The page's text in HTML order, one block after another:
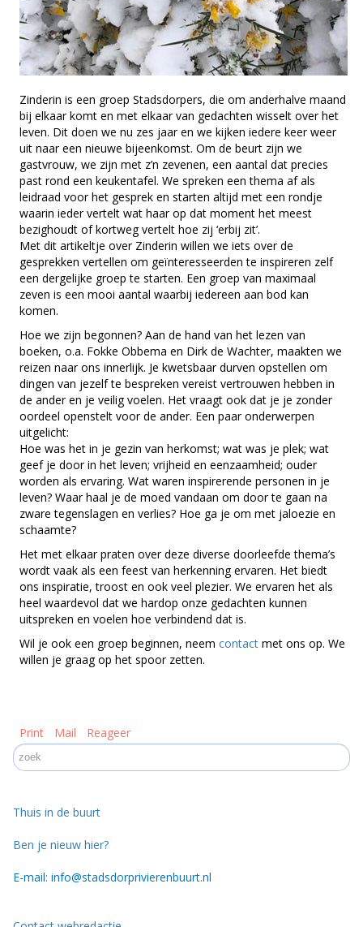
Zinderin is een groep Stadsdorpers, die om anderhalve maand
bij elkaar komt en met elkaar van gedachten wisselt over het
leven. Dit doen we nu zes jaar en we kijken iedere keer weer
uit naar een nieuwe bijeenkomst. Om de beurt zijn we
gastvrouw, we zijn met z’n zevenen, een aantal dat precies
past rond een keukentafel. We spreken een thema af als
leidraad voor het gesprek en starten altijd met een rondje
waarin ieder vertelt wat haar op dat moment het meest
bezighoudt of kortweg vertelt hoe zij ‘erbij zit’.
Met dit artikeltje over Zinderin willen we iets over de
gesprekken vertellen om geïnteresseerden te inspireren zelf
een dergelijke groep te starten. Een groep van maximaal
zeven is een mooi aantal waarbij iedereen aan bod kan
komen.
Hoe we zijn begonnen? Aan de hand van het lezen van
boeken, o.a. Fokke Obbema en Dirk de Wachter, maakten we
reizen naar ons innerlijk. Je kwetsbaar durven opstellen om
dingen van jezelf te bespreken vereist vertrouwen hebben in
de ander en je veilig voelen. Het vraagt ook dat je je zonder
oordeel openstelt voor de ander. Een paar onderwerpen
uitgelicht:
Hoe was het in je gezin van herkomst; wat was je plek; wat
geef je door in het leven; vrijheid en eenzaamheid; ouder
worden als ervaring. Wat waren inspirerende personen in je
leven? Waar haal je de moed vandaan om door te gaan na
zware tegenslagen en verlies? Hoe ga je om met jaloezie en
schaamte?
Het met elkaar praten over deze diverse doorleefde thema’s
wordt vaak als een feest van herkenning ervaren. Het biedt
ons inspiratie, troost en ook veel plezier. We ervaren het als
heel waardevol dat we hardop onze gedachten kunnen
uitspreken en voelen hoe verbindend dat is.
Wil je ook een groep beginnen, neem contact met ons op. We
willen je graag op het spoor zetten.
Print Mail Reageer
Thuis in de buurt
Ben je nieuw hier?
E-mail: info@stadsdorprivierenbuurt.nl